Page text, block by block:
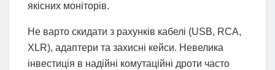
якісних моніторів.
Не варто скидати з рахунків кабелі (USB, RCA,
XLR), адаптери та захисні кейси. Невелика
інвестиція в надійні комутаційні дроти часто